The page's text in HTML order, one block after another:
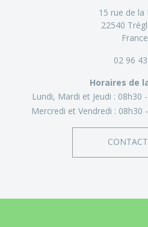
15 rue de la
22540
France
02 96
Horaires de
Lundi, Mardi et Jeudi : 08h30
Mercredi et Vendredi : 08h30